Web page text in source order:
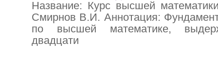
Название: Курс высшей
Смирнов В.И. Аннотация:
по высшей математике,
двадцати